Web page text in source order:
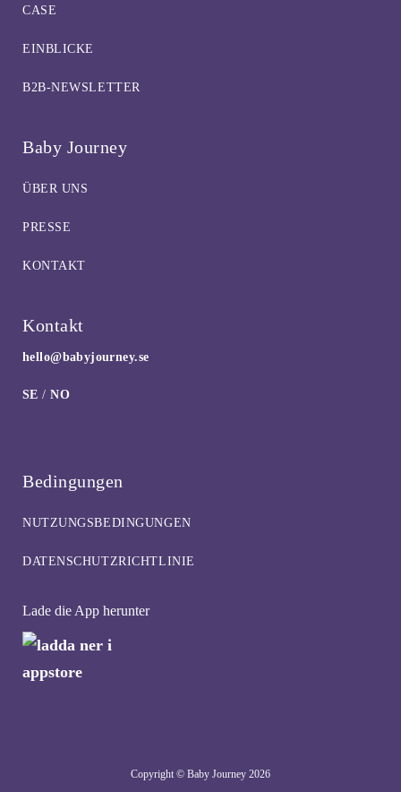
CASE
EINBLICKE
B2B-NEWSLETTER
Baby Journey
ÜBER UNS
PRESSE
KONTAKT
Kontakt
hello@babyjourney.se
SE /NO
Bedingungen
NUTZUNGSBEDINGUNGEN
DATENSCHUTZRICHTLINIE
Lade die App herunter
Copyright © Baby Journey 2026